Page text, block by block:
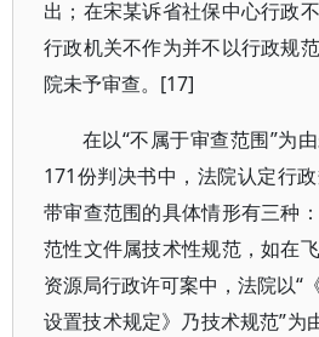
出；在宋某诉省社保中心行政
行政机关不作为并不以行政规
院未予审查。[17]
在以“不属于审查范围”为
171份判决书中，法院认定行
带审查范围的具体情形有三种
范性文件属技术性规范，如在
资源局行政许可案中，法院以“
设置技术规定》乃技术规范”为